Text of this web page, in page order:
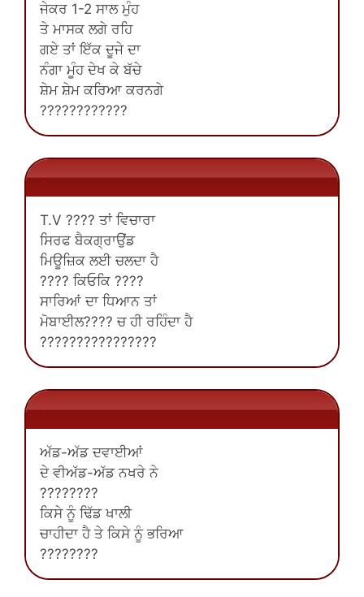
ਜੇਕਰ 1-2 ਸਾਲ ਮੁੰਹ
ਤੇ ਮਾਸਕ ਲਗੇ ਰਹਿ
ਗਏ ਤਾਂ ਇੱਕ ਦੂਜੇ ਦਾ
ਨੰਗਾ ਮੂੰਹ ਦੇਖ ਕੇ ਬੱਚੇ
ਸ਼ੇਮ ਸ਼ੇਮ ਕਰਿਆ ਕਰਨਗੇ
????????????
.
T.V ???? ਤਾਂ ਵਿਚਾਰਾ
ਸਿਰਫ ਬੈਕਗ੍ਰਾਉਂਡ
ਮਿਊਜ਼ਿਕ ਲਈ ਚਲਦਾ ਹੈ
???? ਕਿਓਕਿ ????
ਸਾਰਿਆਂ ਦਾ ਧਿਆਨ ਤਾਂ
ਮੋਬਾਈਲ???? ਚ ਹੀ ਰਹਿੰਦਾ ਹੈ
????????????????
.
ਅੱਡ-ਅੱਡ ਦਵਾਈਆਂ
ਦੇ ਵੀਅੱਡ-ਅੱਡ ਨਖਰੇ ਨੇ
????????
ਕਿਸੇ ਨੂੰ ਢਿੱਡ ਖਾਲੀ
ਚਾਹੀਦਾ ਹੈ ਤੇ ਕਿਸੇ ਨੂੰ ਭਰਿਆ
????????